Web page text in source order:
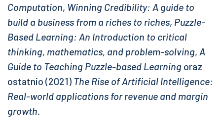
Computation, Winning Credibility: A guide to
build a business from a riches to riches, Puzzle-
Based Learning: An Introduction to critical
thinking, mathematics, and problem-solving, A
Guide to Teaching Puzzle-based Learning oraz
ostatnio (2021) The Rise of Artificial Intelligence:
Real-world applications for revenue and margin
growth.